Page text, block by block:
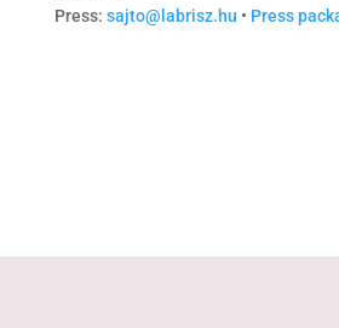
Press: sajto@labrisz.hu • Press